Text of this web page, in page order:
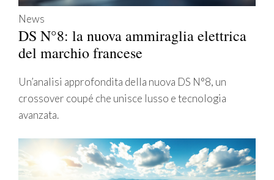
News
DS N°8: la nuova ammiraglia elettrica
del marchio francese
Un’analisi approfondita della nuova DS N°8, un
crossover coupé che unisce lusso e tecnologia
avanzata.